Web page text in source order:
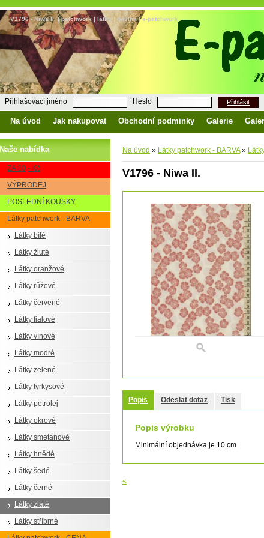
V1796 - Niwa II. | patchwork | látky | bavlna | e-patchwork
Přihlašovací jméno Heslo Přihlásit
Na úvod Jak nakupovat Obchodní podminky Galerie
Naše nabídka
ZA 80,- Kč
VÝPRODEJ
POSLEDNÍ KOUSKY
Látky patchwork - BARVA
Látky bílé
Látky žluté
Látky oranžové
Látky růžové
Látky červené
Látky fialové
Látky vínové
Látky modré
Látky zelené
Látky tyrkysové
Látky petrolej
Látky okrové
Látky smetanové
Látky hnědé
Látky šedé
Látky černé
Látky zlaté
Látky stříbrné
Na úvod » Látky patchwork - BARVA »
V1796 - Niwa II.
Popis Odeslat dotaz Tisk
Popis výrobku
Minimální objednávka je 10 cm
«